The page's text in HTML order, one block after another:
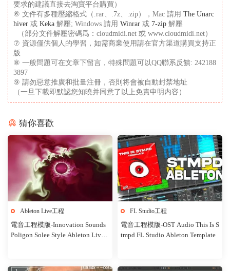
要求的建議直接去淘寶平台購買）
⑥ 文件有多種壓縮格式（.rar、.7z、.zip），Mac 請用 The Unarc
hiver 或 Keka 解壓; Windows 請用 Winrar 或 7-zip 解壓
（部分文件解壓密碼爲：cloudmidi.net 或 www.cloudmidi.net）
⑦ 資源僅供個人的學習，如需商業使用請在官方渠道購買支持正
版
⑧ 一般問題可在文章下留言，特殊問題可以QQ聯系反饋: 242188
3897
⑨ 請勿惡意推廣和批量注冊，否則将會被自動封禁地址
（一旦下載即默認您知曉并同意了以上免責申明内容）
猜你喜歡
Ableton Live工程
電音工程模版-Innovation Sounds
Poligon Solee Style Ableton Live T
FL Studio工程
電音工程模版-OST Audio This Is S
tmpd FL Studio Ableton Template